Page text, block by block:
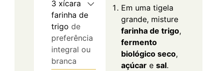
3 xícara
farinha de
trigo de
preferência
integral ou
branca
Em uma tigela
grande, misture
farinha de trigo,
fermento
biológico seco,
açúcar e sal.